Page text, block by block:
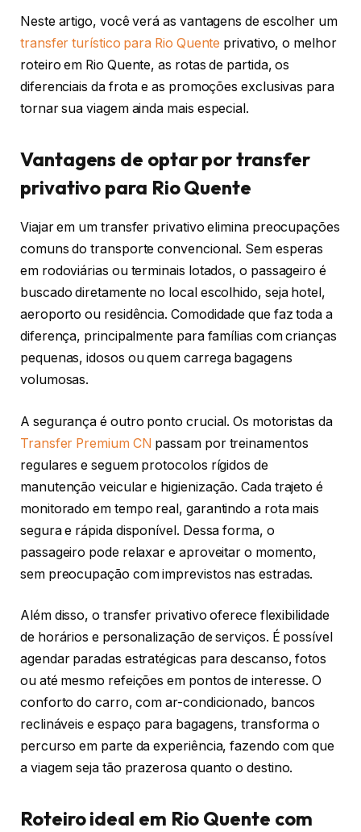
Neste artigo, você verá as vantagens de escolher um
transfer turístico para Rio Quente privativo, o melhor
roteiro em Rio Quente, as rotas de partida, os
diferenciais da frota e as promoções exclusivas para
tornar sua viagem ainda mais especial.
Vantagens de optar por transfer
privativo para Rio Quente
Viajar em um transfer privativo elimina preocupações
comuns do transporte convencional. Sem esperas
em rodoviárias ou terminais lotados, o passageiro é
buscado diretamente no local escolhido, seja hotel,
aeroporto ou residência. Comodidade que faz toda a
diferença, principalmente para famílias com crianças
pequenas, idosos ou quem carrega bagagens
volumosas.
A segurança é outro ponto crucial. Os motoristas da
Transfer Premium CN passam por treinamentos
regulares e seguem protocolos rígidos de
manutenção veicular e higienização. Cada trajeto é
monitorado em tempo real, garantindo a rota mais
segura e rápida disponível. Dessa forma, o
passageiro pode relaxar e aproveitar o momento,
sem preocupação com imprevistos nas estradas.
Além disso, o transfer privativo oferece flexibilidade
de horários e personalização de serviços. É possível
agendar paradas estratégicas para descanso, fotos
ou até mesmo refeições em pontos de interesse. O
conforto do carro, com ar-condicionado, bancos
reclináveis e espaço para bagagens, transforma o
percurso em parte da experiência, fazendo com que
a viagem seja tão prazerosa quanto o destino.
Roteiro ideal em Rio Quente com